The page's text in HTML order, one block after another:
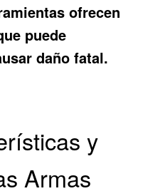
ofrecen
puede
daño fatal.
y
Armas